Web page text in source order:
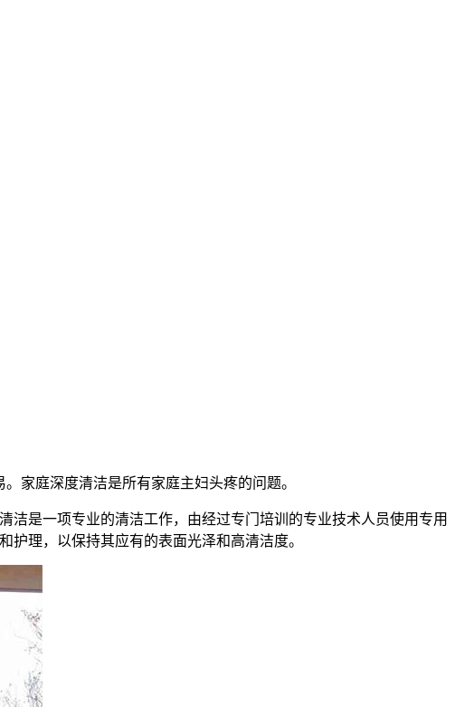
家庭深度清洁是所有家庭主妇头疼的问题。
是一项专业的清洁工作，由经过专门培训的专业技术人员使用专用
理，以保持其应有的表面光泽和高清洁度。